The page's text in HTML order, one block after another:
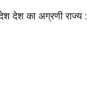
देश का अग्रणी राज्य :